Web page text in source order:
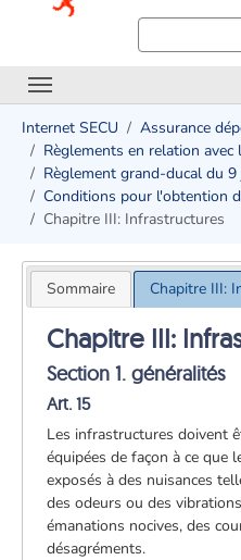
Internet SECU Assurance
Règlements en relation
Règlement grand-ducal du
Conditions pour l'obtention
Chapitre III: Infrastructures
Sommaire Chapitre III:
Chapitre III:
Section 1. généralités
Art. 15
Les infrastructures doivent
équipées de façon à ce que
exposés à des nuisances
des odeurs ou des
émanations nocives, des
désagréments.